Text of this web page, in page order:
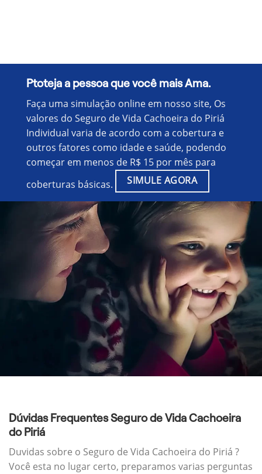
Ptoteja a pessoa que você mais Ama.
Faça uma simulação online em nosso site, Os
valores do Seguro de Vida Cachoeira do Piriá
Individual varia de acordo com a cobertura e
outros fatores como idade e saúde, podendo
começar em menos de R$ 15 por mês para
coberturas básicas.
SIMULE AGORA
Dúvidas Frequentes Seguro de Vida Cachoeira
do Piriá
Duvidas sobre o Seguro de Vida Cachoeira do Piriá ?
Você esta no lugar certo, preparamos varias perguntas